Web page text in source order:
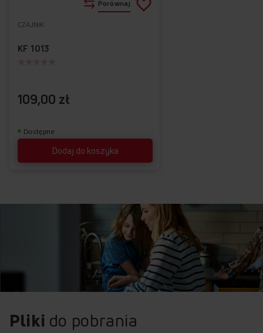
Dostępne
CZAJNIK
KF 1013
Dodaj do koszyka
109,00 zł
Porównaj Dodaj
Pliki do pobrania